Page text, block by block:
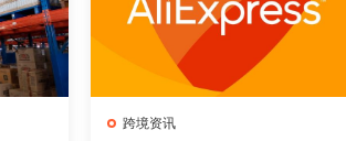
跨境资讯